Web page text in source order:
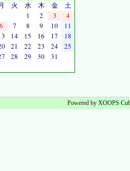
火 水 木 金
土
1
2 3
4
6 7 8 9 10
11
14 15 16 17
18
21 22 23 24
25
28 29 30 31
Powered by XOOPS